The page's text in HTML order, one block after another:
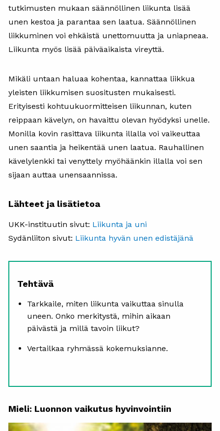
tutkimusten mukaan säännöllinen liikunta lisää
unen kestoa ja parantaa sen laatua. Säännöllinen
liikkuminen voi ehkäistä unettomuutta ja uniapneaa.
Liikunta myös lisää päiväaikaista vireyttä.
Mikäli untaan haluaa kohentaa, kannattaa liikkua
yleisten liikkumisen suositusten mukaisesti.
Erityisesti kohtuukuormitteisen liikunnan, kuten
reippaan kävelyn, on havaittu olevan hyödyksi unelle.
Monilla kovin rasittava liikunta illalla voi vaikeuttaa
unen saantia ja heikentää unen laatua. Rauhallinen
kävelylenkki tai venyttely myöhäänkin illalla voi sen
sijaan auttaa unensaannissa.
Lähteet ja lisätietoa
UKK-instituutin sivut: Liikunta ja uni
Sydänliiton sivut: Liikunta hyvän unen edistäjänä
Tehtävä
Tarkkaile, miten liikunta vaikuttaa sinulla
uneen. Onko merkitystä, mihin aikaan
päivästä ja millä tavoin liikut?
Vertailkaa ryhmässä kokemuksianne.
Mieli: Luonnon vaikutus hyvinvointiin